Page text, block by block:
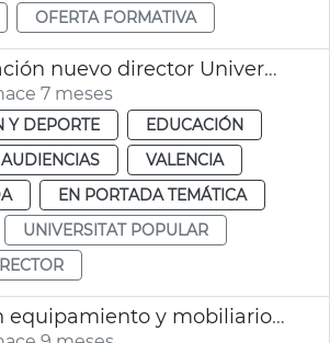
OFERTA FORMATIVA
JGL Aprobación nuevo director Universitat Popular València
7 meses
Y DEPORTE
EDUCACIÓN
VALENCIA
EN PORTADA TEMÁTICA
UNIVERSITAT POPULAR
Renovación equipamiento y mobiliario UP